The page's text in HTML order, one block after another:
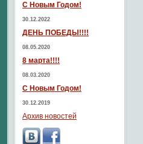
С Новым Годом!
30.12.2022
ДЕНЬ ПОБЕДЫ!!!!
08.05.2020
8 марта!!!!
08.03.2020
С Новым Годом!
30.12.2019
Архив новостей